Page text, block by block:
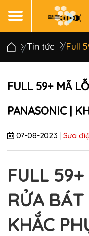
Tin tức Full 59+
FULL 59+ MÃ
PANASONIC |
07-08-2023 Sửa
FULL
RỬA BÁT
KHẮC